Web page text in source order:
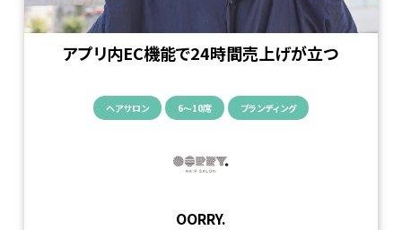
アプリ内EC機能で24時間売上げが立つ
ヘアサロン 6〜10席 ブランディング
OORRY.